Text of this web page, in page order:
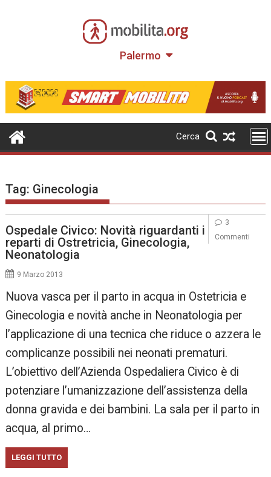
Palermo
Cerca
Tag: Ginecologia
Ospedale Civico: Novità riguardanti i
reparti di Ostretricia, Ginecologia,
Neonatologia
9 Marzo 2013
Nuova vasca per il parto in acqua in Ostetricia e
Ginecologia e novità anche in Neonatologia per
l’applicazione di una tecnica che riduce o azzera le
complicanze possibili nei neonati prematuri.
L’obiettivo dell’Azienda Ospedaliera Civico è di
potenziare l’umanizzazione dell’assistenza della
donna gravida e dei bambini. La sala per il parto in
acqua, al primo…
LEGGI TUTTO
3
Commenti